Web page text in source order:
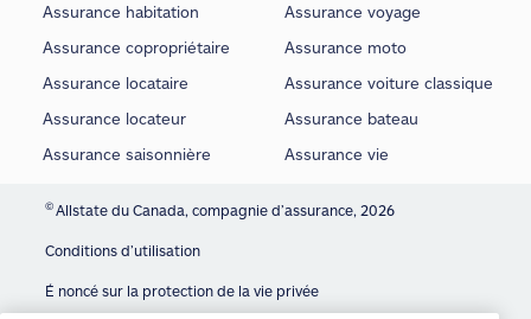
Assurance habitation
Assurance copropriétaire
Assurance locataire
Assurance locateur
Assurance saisonnière
Assurance voyage
Assurance moto
Assurance voiture classique
Assurance bateau
Assurance vie
©Allstate du Canada, compagnie d’assurance, 2026
Conditions d’utilisation
É noncé sur la protection de la vie privée
We use cookies and similar technologies to